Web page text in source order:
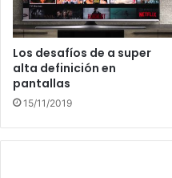
Los desafíos de a super
alta definición en
pantallas
15/11/2019